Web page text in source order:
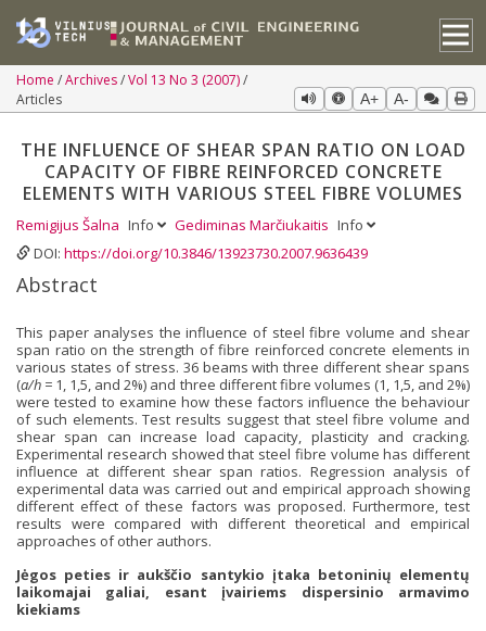
Home Archives Vol 13 No 3 (2007)
Articles
A+ A-
THE INFLUENCE OF SHEAR SPAN RATIO ON LOAD
CAPACITY OF FIBRE REINFORCED CONCRETE
ELEMENTS WITH VARIOUS STEEL FIBRE VOLUMES
Remigijus Šalna Info Gediminas Marčiukaitis Info
DOI: https://doi.org/10.3846/13923730.2007.9636439
Abstract
This paper analyses the influence of steel fibre volume and shear
span ratio on the strength of fibre reinforced concrete elements in
various states of stress. 36 beams with three different shear spans
(a/h = 1, 1,5, and 2%) and three different fibre volumes (1, 1,5, and 2%)
were tested to examine how these factors influence the behaviour
of such elements. Test results suggest that steel fibre volume and
shear span can increase load capacity, plasticity and cracking.
Experimental research showed that steel fibre volume has different
influence at different shear span ratios. Regression analysis of
experimental data was carried out and empirical approach showing
different effect of these factors was proposed. Furthermore, test
results were compared with different theoretical and empirical
approaches of other authors.
Jėgos peties ir aukščio santykio įtaka betoninių elementų
laikomajai galiai, esant įvairiems dispersinio armavimo
kiekiams